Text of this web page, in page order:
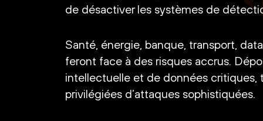
de désactiver les systèmes de
Santé, énergie, banque, transport,
feront face à des risques accrus.
intellectuelle et de données
privilégiées d’attaques sophistiquées.